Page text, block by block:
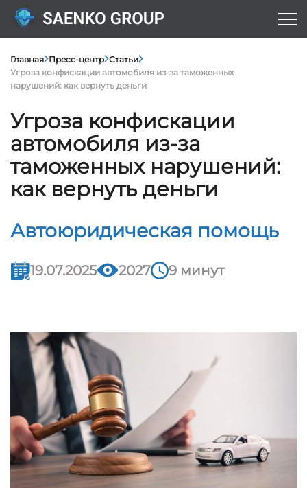
Главная Пресс-центр Статьи
Угроза конфискации автомобиля из-за таможенных
нарушений: как вернуть деньги
Угроза конфискации
автомобиля из-за
таможенных нарушений:
как вернуть деньги
Автоюридическая помощь
19.07.2025 2027 9 минут